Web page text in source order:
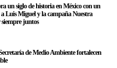
un siglo de historia en México con un
Luis Miguel y la campaña Nuestra
siempre juntos
de Medio Ambiente fortalecen